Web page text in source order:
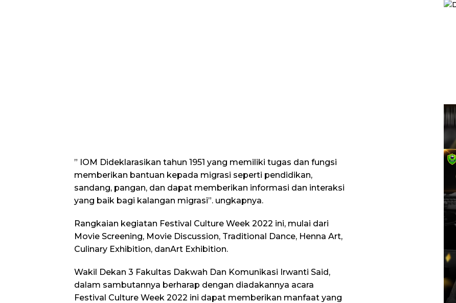
” IOM Dideklarasikan tahun 1951 yang memiliki tugas dan fungsi
memberikan bantuan kepada migrasi seperti pendidikan,
sandang, pangan, dan dapat memberikan informasi dan interaksi
yang baik bagi kalangan migrasi”. ungkapnya.
Rangkaian kegiatan Festival Culture Week 2022 ini, mulai dari
Movie Screening, Movie Discussion, Traditional Dance, Henna Art,
Culinary Exhibition, danArt Exhibition.
Wakil Dekan 3 Fakultas Dakwah Dan Komunikasi Irwanti Said,
dalam sambutannya berharap dengan diadakannya acara
Festival Culture Week 2022 ini dapat memberikan manfaat yang